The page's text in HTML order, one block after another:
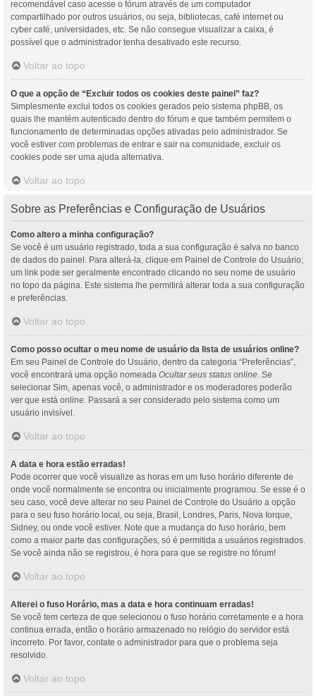
recomendável caso acesse o fórum através de um computador
compartilhado por outros usuários, ou seja, bibliotecas, café internet ou
cyber café, universidades, etc. Se não consegue visualizar a caixa, é
possível que o administrador tenha desativado este recurso.
Voltar ao topo
O que a opção de “Excluir todos os cookies deste painel” faz?
Simplesmente exclui todos os cookies gerados pelo sistema phpBB, os
quais lhe mantém autenticado dentro do fórum e que também permitem o
funcionamento de determinadas opções ativadas pelo administrador. Se
você estiver com problemas de entrar e sair na comunidade, excluir os
cookies pode ser uma ajuda alternativa.
Voltar ao topo
Sobre as Preferências e Configuração de Usuários
Como altero a minha configuração?
Se você é um usuário registrado, toda a sua configuração é salva no banco
de dados do painel. Para alterá-la, clique em Painel de Controle do Usuário;
um link pode ser geralmente encontrado clicando no seu nome de usuário
no topo da página. Este sistema lhe permitirá alterar toda a sua configuração
e preferências.
Voltar ao topo
Como posso ocultar o meu nome de usuário da lista de usuários online?
Em seu Painel de Controle do Usuário, dentro da categoria “Preferências”,
você encontrará uma opção nomeada Ocultar seus status online. Se
selecionar Sim, apenas você, o administrador e os moderadores poderão
ver que está online. Passará a ser considerado pelo sistema como um
usuário invisível.
Voltar ao topo
A data e hora estão erradas!
Pode ocorrer que você visualize as horas em um fuso horário diferente de
onde você normalmente se encontra ou inicialmente programou. Se esse é o
seu caso, você deve alterar no seu Painel de Controle do Usuário a opção
para o seu fuso horário local, ou seja, Brasil, Londres, Paris, Nova Iorque,
Sidney, ou onde você estiver. Note que a mudança do fuso horário, bem
como a maior parte das configurações, só é permitida a usuários registrados.
Se você ainda não se registrou, é hora para que se registre no fórum!
Voltar ao topo
Alterei o fuso Horário, mas a data e hora continuam erradas!
Se você tem certeza de que selecionou o fuso horário corretamente e a hora
continua errada, então o horário armazenado no relógio do servidor está
incorreto. Por favor, contate o administrador para que o problema seja
resolvido.
Voltar ao topo